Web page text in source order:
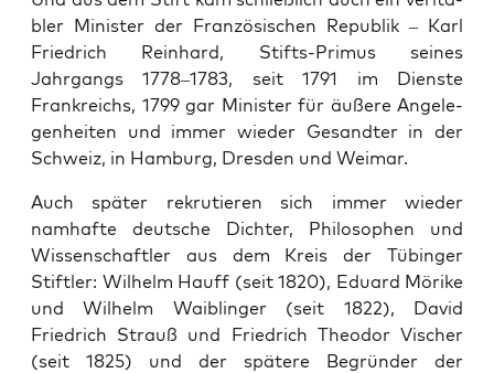
bler Min­is­ter der Franzö­sis­chen Repub­lik – Karl
Friedrich Rein­hard, Stifts-Primus seines
Jahrgangs 1778–1783, seit 1791 im Dien­ste
Frankre­ichs, 1799 gar Min­is­ter für äußere Angele­
gen­heit­en und immer wieder Gesandter in der
Schweiz, in Ham­burg, Dres­den und Weimar.
Auch später rekru­tieren sich immer wieder
namhafte deutsche Dichter, Philosophen und
Wis­senschaftler aus dem Kreis der Tübinger
Stiftler: Wil­helm Hauff (seit 1820), Eduard Mörike
und Wil­helm Waib­linger (seit 1822), David
Friedrich Strauß und Friedrich Theodor Vis­ch­er
(seit 1825) und der spätere Begrün­der der